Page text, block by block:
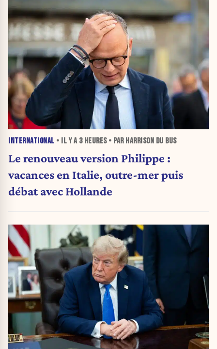
INTERNATIONAL • IL Y A 3 HEURES• PAR HARRISON DU BUS
Le renouveau version Philippe :
vacances en Italie, outre-mer puis
débat avec Hollande